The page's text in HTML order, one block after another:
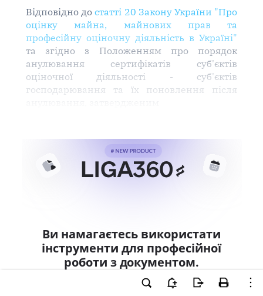
Відповідно достатті 20 Закону України "Про
оцінку майна, майнових прав та
професійну оціночну діяльність в Україні"
та згідно з Положенням про порядок
анулювання сертифікатів суб'єктів
оціночної діяльності - суб'єктів
господарювання та їх поновлення після
Ви намагаєтесь використати
інструменти для професійної
роботи з документом.
Ці можливості доступні тільки користувачам
LIGA360. Залишайте заявку та отримайте